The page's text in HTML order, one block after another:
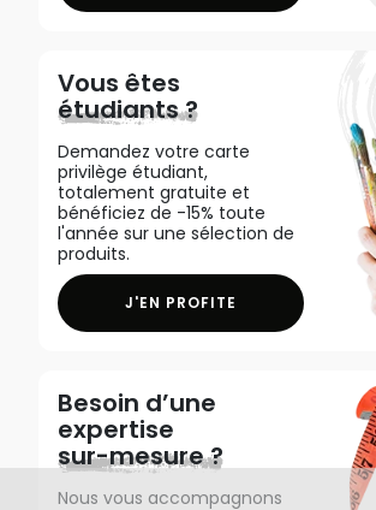
Vous êtes
étudiants ?
Demandez votre carte
privilège étudiant,
totalement gratuite et
bénéficiez de -15% toute
l'année sur une sélection de
produits.
J'EN PROFITE
Besoin d’une
expertise
sur-mesure ?
Nous vous accompagnons